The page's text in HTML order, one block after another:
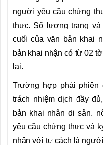
người yêu cầu chứng
thực. Số lượng trang
cuối của văn bản khai
bản khai nhận có từ 02
lai.
Trường hợp phải
trách nhiệm dịch đầy
bản khai nhận di sản,
yêu cầu chứng thực và
nhận với tư cách là